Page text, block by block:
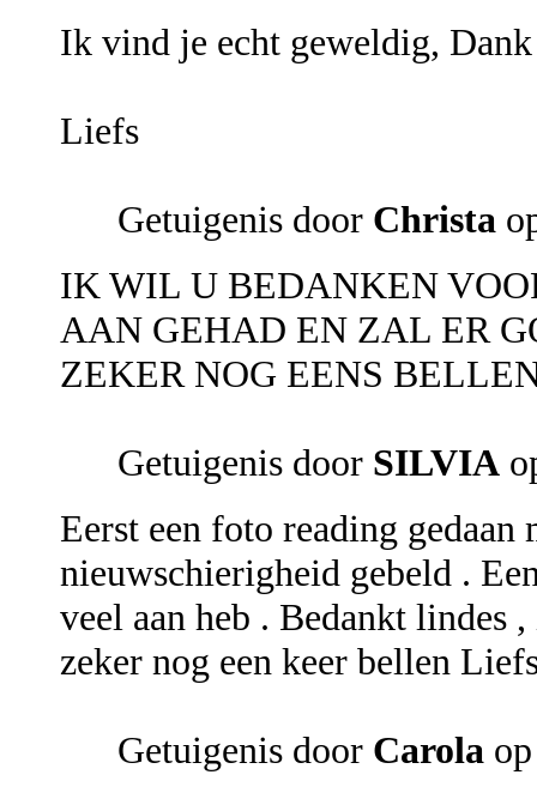
Ik vind je echt geweldig,
Liefs
Getuigenis door Christa
IK WIL U BEDANKEN
AAN GEHAD EN ZAL ER
ZEKER NOG EENS
Getuigenis door SILVIA
Eerst een foto reading gedaan
nieuwschierigheid gebeld .
veel aan heb . Bedankt lindes
zeker nog een keer bellen
Getuigenis door Carola